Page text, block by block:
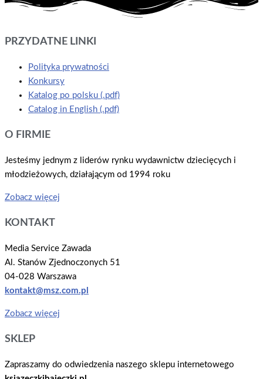
PRZYDATNE LINKI
Polityka prywatności
Konkursy
Katalog po polsku (.pdf)
Catalog in English (.pdf)
O FIRMIE
Jesteśmy jednym z liderów rynku wydawnictw dziecięcych i
młodzieżowych, działającym od 1994 roku
Zobacz więcej
KONTAKT
Media Service Zawada
Al. Stanów Zjednoczonych 51
04-028 Warszawa
kontakt@msz.com.pl
Zobacz więcej
SKLEP
Zapraszamy do odwiedzenia naszego sklepu internetowego